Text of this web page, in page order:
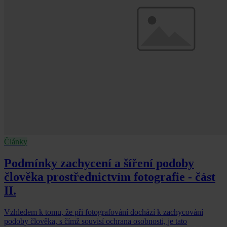
Články
Podmínky zachycení a šíření podoby
člověka prostřednictvím fotografie - část
II.
Vzhledem k tomu, že při fotografování dochází k zachycování
podoby člověka, s čímž souvisí ochrana osobnosti, je tato